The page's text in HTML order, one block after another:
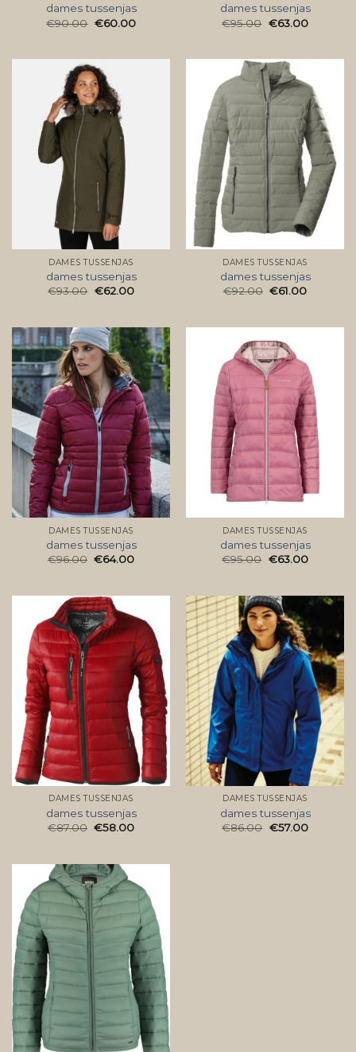
dames tussenjas
€90.00 €60.00
dames tussenjas
€95.00 €63.00
DAMES TUSSENJAS
dames tussenjas
€93.00 €62.00
DAMES TUSSENJAS
dames tussenjas
€92.00 €61.00
DAMES TUSSENJAS
dames tussenjas
€96.00 €64.00
DAMES TUSSENJAS
dames tussenjas
€95.00 €63.00
DAMES TUSSENJAS
dames tussenjas
€87.00 €58.00
DAMES TUSSENJAS
dames tussenjas
€86.00 €57.00